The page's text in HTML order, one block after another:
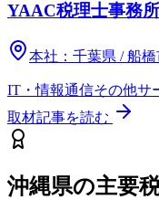
YAAC税理士事務所
本社： 千葉県 / 船橋
IT・情報通信その他サ
取材記事を読む
沖縄県の主要